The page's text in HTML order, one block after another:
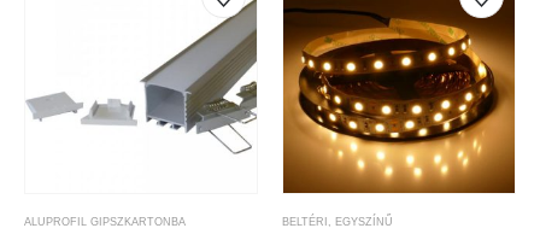
ALUPROFIL GIPSZKARTONBA BELTÉRI , EGYSZÍNŰ